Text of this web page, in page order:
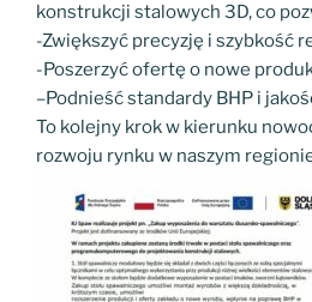
konstrukcji stalowych 3D, co
-Zwiększyć precyzję i szybkość
-Poszerzyć ofertę o nowe
–Podnieść standardy BHP i
To kolejny krok w kierunku
rozwoju rynku w naszym